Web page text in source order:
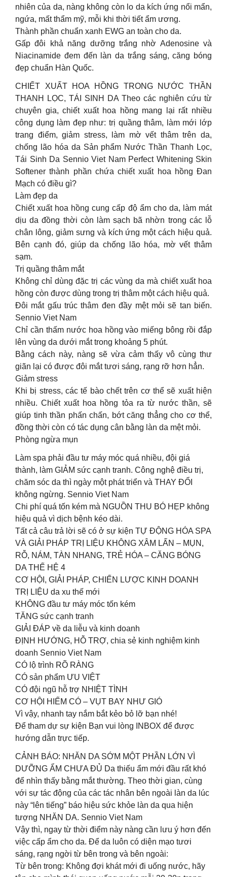
nhiên của da, nàng không còn lo da kích ứng nổi mẩn,
ngứa, mất thẩm mỹ, mỗi khi thời tiết ẩm ương.
Thành phần chuẩn xanh EWG an toàn cho da.
Gấp đôi khả năng dưỡng trắng nhờ Adenosine và
Niacinamide đem đến làn da trắng sáng, căng bóng
đẹp chuẩn Hàn Quốc.
CHIẾT XUẤT HOA HỒNG TRONG NƯỚC THẦN
THANH LỌC, TÁI SINH DA Theo các nghiên cứu từ
chuyên gia, chiết xuất hoa hồng mang lại rất nhiều
công dụng làm đẹp như: trị quầng thâm, làm mới lớp
trang điểm, giảm stress, làm mờ vết thâm trên da,
chống lão hóa da Sản phẩm Nước Thần Thanh Lọc,
Tái Sinh Da Sennio Viet Nam Perfect Whitening Skin
Softener thành phần chứa chiết xuất hoa hồng Đan
Mạch có điều gì?
Làm đẹp da
Chiết xuất hoa hồng cung cấp độ ẩm cho da, làm mát
dịu da đồng thời còn làm sạch bã nhờn trong các lỗ
chân lông, giảm sưng và kích ứng một cách hiệu quả.
Bên cạnh đó, giúp da chống lão hóa, mờ vết thâm
sạm.
Trị quầng thâm mắt
Không chỉ dùng đặc trị các vùng da mà chiết xuất hoa
hồng còn được dùng trong trị thâm một cách hiệu quả.
Đôi mắt gấu trúc thâm đen đầy mệt mỏi sẽ tan biến.
Sennio Viet Nam
Chỉ cần thấm nước hoa hồng vào miếng bông rồi đắp
lên vùng da dưới mắt trong khoảng 5 phút.
Bằng cách này, nàng sẽ vừa cảm thấy vô cùng thư
giãn lại có được đôi mắt tươi sáng, rạng rỡ hơn hẳn.
Giảm stress
Khi bị stress, các tế bào chết trên cơ thể sẽ xuất hiện
nhiều. Chiết xuất hoa hồng tỏa ra từ nước thần, sẽ
giúp tinh thần phấn chấn, bớt căng thẳng cho cơ thể,
đồng thời còn có tác dụng cân bằng làn da mệt mỏi.
Phòng ngừa mụn
Làm spa phải đầu tư máy móc quá nhiều, đội giá
thành, làm GIẢM sức cạnh tranh. Công nghệ điều trị,
chăm sóc da thì ngày một phát triển và THAY ĐỔI
không ngừng. Sennio Viet Nam
Chi phí quá tốn kém mà NGUỒN THU BÓ HẸP không
hiệu quả vì dịch bệnh kéo dài.
Tất cả câu trả lời sẽ có ở sự kiện TỰ ĐỘNG HÓA SPA
VÀ GIẢI PHÁP TRỊ LIỆU KHÔNG XÂM LẤN – MỤN,
RỖ, NÁM, TÀN NHANG, TRẺ HÓA – CĂNG BÓNG
DA THẾ HỆ 4
CƠ HỘI, GIẢI PHÁP, CHIẾN LƯỢC KINH DOANH
TRỊ LIỆU da xu thế mới
KHÔNG đầu tư máy móc tốn kém
TĂNG sức cạnh tranh
GIẢI ĐÁP về da liễu và kinh doanh
ĐỊNH HƯỚNG, HỖ TRỢ, chia sẻ kinh nghiệm kinh
doanh Sennio Viet Nam
CÓ lộ trình RÕ RÀNG
CÓ sản phẩm ƯU VIỆT
CÓ đội ngũ hỗ trợ NHIỆT TÌNH
CƠ HỘI HIẾM CÓ – VỤT BAY NHƯ GIÓ
Vì vậy, nhanh tay nắm bắt kẻo bỏ lỡ bạn nhé!
Để tham dự sự kiện Bạn vui lòng INBOX để được
hướng dẫn trực tiếp.
CẢNH BÁO: NHĂN DA SỚM MỘT PHẦN LỚN VÌ
DƯỠNG ẨM CHƯA ĐỦ Da thiếu ẩm mới đầu rất khó
để nhìn thấy bằng mắt thường. Theo thời gian, cùng
với sự tác động của các tác nhân bên ngoài làn da lúc
này “lên tiếng” báo hiệu sức khỏe làn da qua hiện
tượng NHĂN DA. Sennio Viet Nam
Vậy thì, ngay từ thời điểm này nàng cần lưu ý hơn đến
việc cấp ẩm cho da. Để da luôn có diện mạo tươi
sáng, rạng ngời từ bên trong và bên ngoài:
Từ bên trong: Không đợi khát mới đi uống nước, hãy